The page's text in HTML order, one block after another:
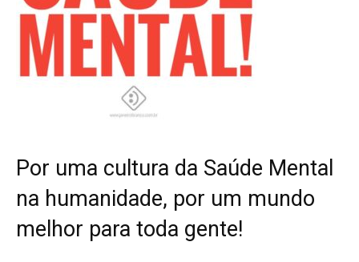
Por uma cultura da Saúde Mental
na humanidade, por um mundo
melhor para toda gente!